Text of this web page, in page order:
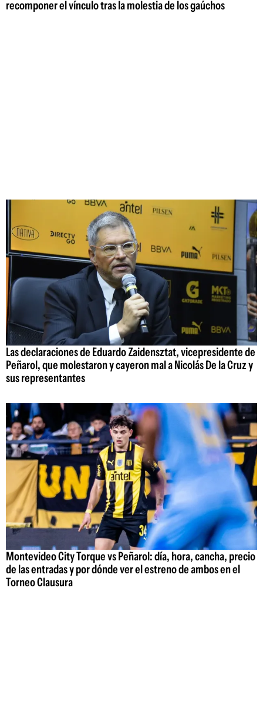
recomponer el vínculo tras la molestia de los gaúchos
Las declaraciones de Eduardo Zaidensztat, vicepresidente de
Peñarol, que molestaron y cayeron mal a Nicolás De la Cruz y
sus representantes
Montevideo City Torque vs Peñarol: día, hora, cancha, precio
de las entradas y por dónde ver el estreno de ambos en el
Torneo Clausura